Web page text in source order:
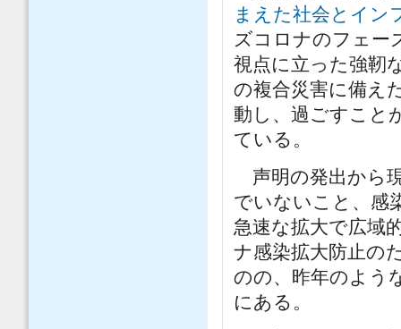
まえた社会とイン
ズコロナのフェー
視点に立った強靭
の複合災害に備え
動し、過ごすこと
ている。
声明の発出から
でいないこと、感
急速な拡大で広域
ナ感染拡大防止の
のの、昨年のよう
にある。